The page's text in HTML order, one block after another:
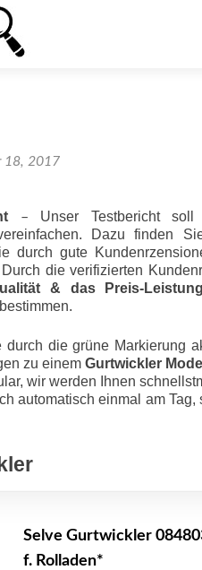
18, 2017
– Unser Testbericht
Dazu finden
durch gute
die verifizierten
& das Preis-
durch die grüne Markierung
zu einem Gurtwickler Modell
wir werden Ihnen
automatisch einmal am
Selve Gurtwickler
f. Rolladen*